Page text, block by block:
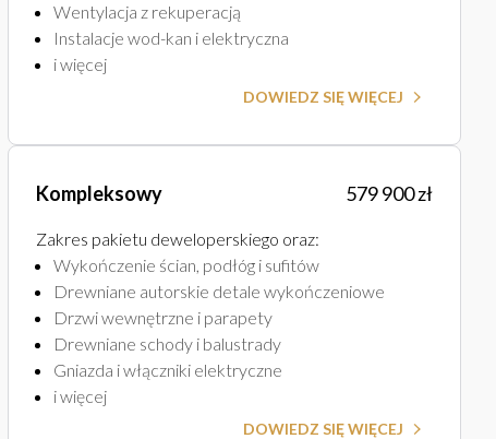
Wentylacja z rekuperacją
Instalacje wod-kan i elektryczna
i więcej
DOWIEDZ SIĘ WIĘCEJ
Kompleksowy 579 900 zł
Zakres pakietu deweloperskiego oraz:
Wykończenie ścian, podłóg i sufitów
Drewniane autorskie detale wykończeniowe
Drzwi wewnętrzne i parapety
Drewniane schody i balustrady
Gniazda i włączniki elektryczne
i więcej
DOWIEDZ SIĘ WIĘCEJ